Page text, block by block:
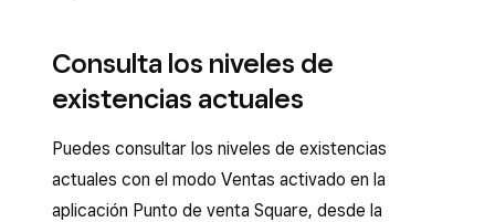
Consulta los niveles de
existencias actuales
Puedes consultar los niveles de existencias
actuales con el modo Ventas activado en la
aplicación Punto de venta Square, desde la